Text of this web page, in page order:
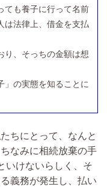
ても養子に行って名前
は法律上、借金を支払
り、そっちの金額は想
」の実態を知ることに
ちにとって、なんと
なみに相続放棄の手
いけないらしく、そ
義務が発生し、払い